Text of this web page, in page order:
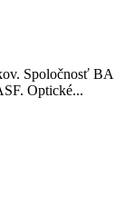
Spoločnosť
Optické...